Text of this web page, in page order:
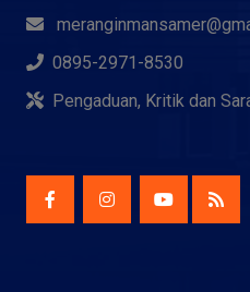
0895-2971-8530
Pengaduan, Kritik dan